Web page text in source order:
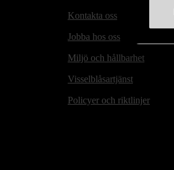
Kontakta oss
Jobba hos oss
Miljö och hållbarhet
Visselblåsartjänst
Policyer och riktlinjer